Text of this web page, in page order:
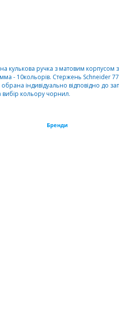
кулькова ручка з матовим
- 10кольорів. Стержень Schneider
індивідуально відповідно до
вибір кольору чорнил.
Бренди